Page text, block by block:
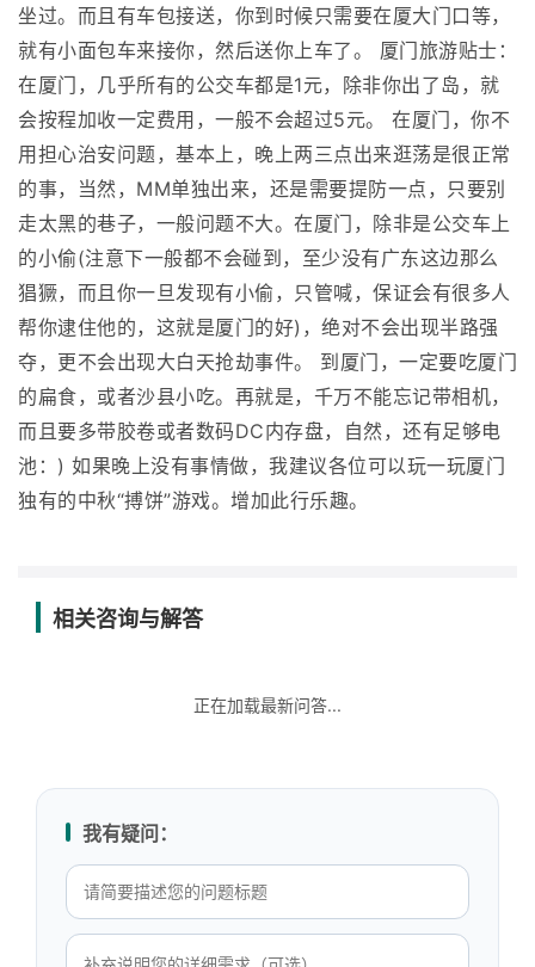
坐过。而且有车包接送，你到时候只需要在厦大门口等，
就有小面包车来接你，然后送你上车了。 厦门旅游贴士：
在厦门，几乎所有的公交车都是1元，除非你出了岛，就
会按程加收一定费用，一般不会超过5元。 在厦门，你不
用担心治安问题，基本上，晚上两三点出来逛荡是很正常
的事，当然，MM单独出来，还是需要提防一点，只要别
走太黑的巷子，一般问题不大。在厦门，除非是公交车上
的小偷(注意下一般都不会碰到，至少没有广东这边那么
猖獗，而且你一旦发现有小偷，只管喊，保证会有很多人
帮你逮住他的，这就是厦门的好)，绝对不会出现半路强
夺，更不会出现大白天抢劫事件。 到厦门，一定要吃厦门
的扁食，或者沙县小吃。再就是，千万不能忘记带相机，
而且要多带胶卷或者数码DC内存盘，自然，还有足够电
池：) 如果晚上没有事情做，我建议各位可以玩一玩厦门
独有的中秋“搏饼”游戏。增加此行乐趣。
相关咨询与解答
正在加载最新问答...
我有疑问：